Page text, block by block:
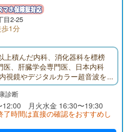
目2-25
1分
上積んだ内科、消化器科を標榜
、肝臓学会専門医、日本内科
視鏡やデジタルカラー超音波を
疾患の専門的な診断治療を得
、喘息、アレルギー疾患など
技能を保証する内科学会認定
ームドクターとしても貢献して
診断
12:00 月火水金 16:30〜19:30
了時間は直接の確認をおすすめし